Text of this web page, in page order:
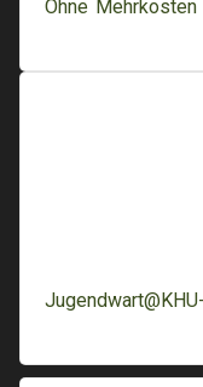
Ohne